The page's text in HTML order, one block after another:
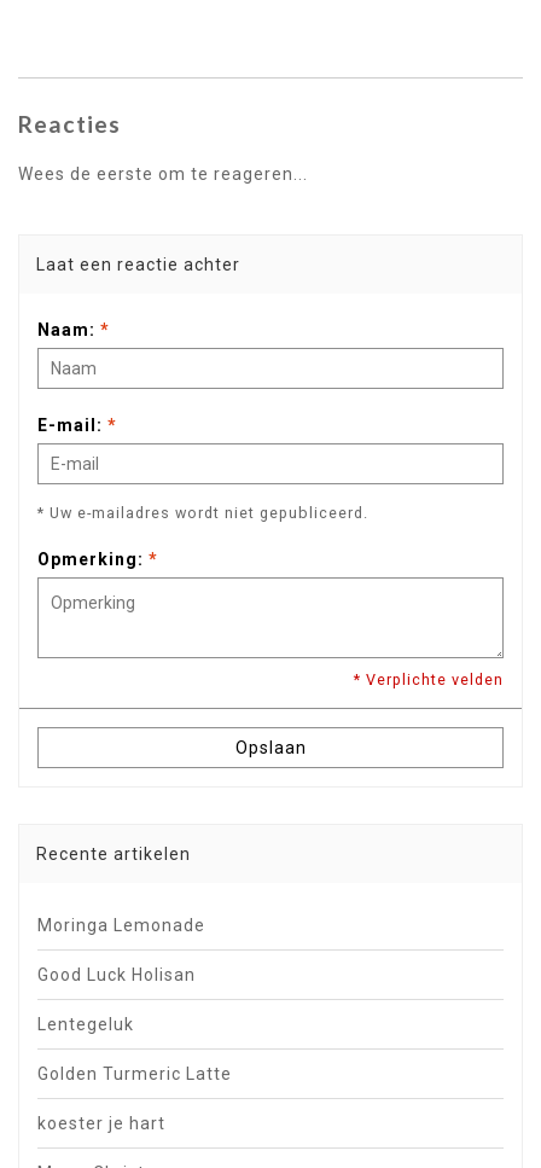
Reacties
Wees de eerste om te reageren...
Laat een reactie achter
Naam: *
E-mail: *
* Uw e-mailadres wordt niet gepubliceerd.
Opmerking: *
* Verplichte velden
Opslaan
Recente artikelen
Moringa Lemonade
Good Luck Holisan
Lentegeluk
Golden Turmeric Latte
koester je hart